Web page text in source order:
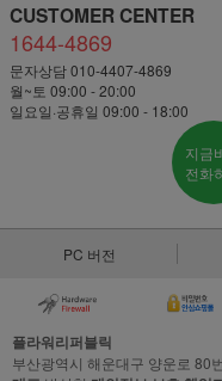
CUSTOMER CENTER
1644-4869
문자상담 010-4407-4869
월~토 09:00 - 20:00
일요일·공휴일 09:00 - 18:00
지금
전화
PC 버전
플라워리퍼블릭
부산광역시 해운대구 양운로 80